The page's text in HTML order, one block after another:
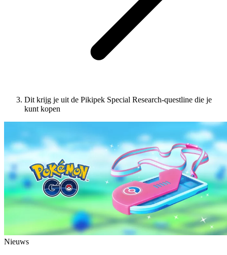
Dit krijg je uit de Pikipek Special Research-questline die je
kunt kopen
Nieuws